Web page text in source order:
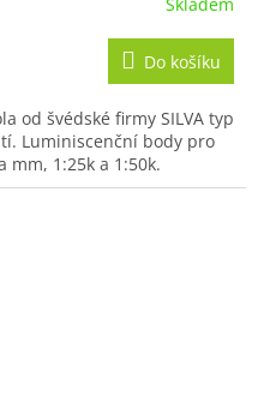
Do košíku
od švédské firmy SILVA typ
Luminiscenční body pro
mm, 1:25k a 1:50k.